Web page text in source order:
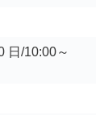
日/10:00～